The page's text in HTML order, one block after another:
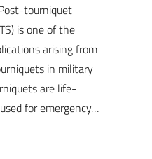
tourniquet
is one of the
arising from
in military
are life-
for emergency…